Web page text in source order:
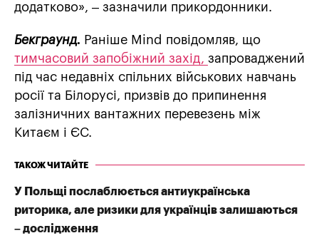
додатково», – зазначили прикордонники.
Бекграунд. Раніше Mind повідомляв, що
тимчасовий запобіжний захід, запроваджений
під час недавніх спільних військових навчань
росії та Білорусі, призвів до припинення
залізничних вантажних перевезень між
Китаєм і ЄС.
ТАКОЖ ЧИТАЙТЕ
У Польщі послаблюється антиукраїнська
риторика, але ризики для українців залишаються
– дослідження